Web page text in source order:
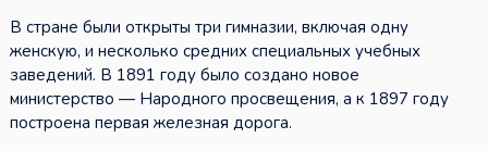
В стране были открыты три гимназии, включая одну
женскую, и несколько средних специальных учебных
заведений. В 1891 году было создано новое
министерство — Народного просвещения, а к 1897 году
построена первая железная дорога.